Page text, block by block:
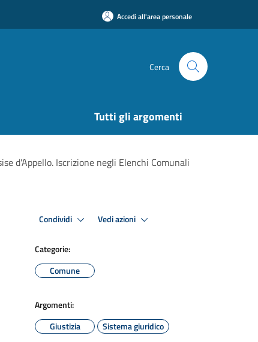
Accedi all'area personale
Cerca
Tutti gli argomenti
d'Appello. Iscrizione negli Elenchi Comunali
Condividi Vedi azioni
Categorie:
Comune
Argomenti:
Giustizia
Sistema giuridico